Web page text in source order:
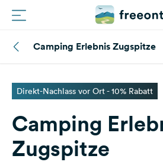
Routen
Plätze
Partner
Camping Erlebnis Zugspitze
Direkt-Nachlass vor Ort - 10% Rabatt
Camping
Zugspitze